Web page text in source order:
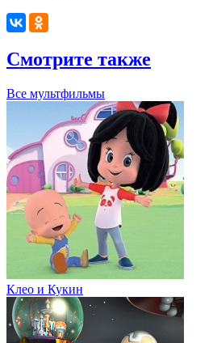
Смотрите также
Все мультфильмы
Клео и Кукин